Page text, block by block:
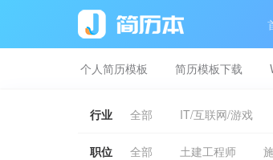
个人简历模板 简历模板下载
行业 全部 IT/互联网/游戏
职位 全部 土建工程师